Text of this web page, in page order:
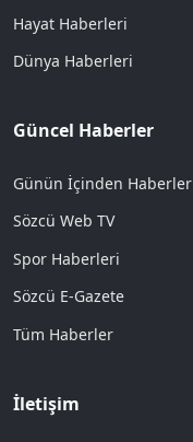
Hayat Haberleri
Dünya Haberleri
Güncel Haberler
Günün İçinden Haberler
Sözcü Web TV
Spor Haberleri
Sözcü E-Gazete
Tüm Haberler
İletişim